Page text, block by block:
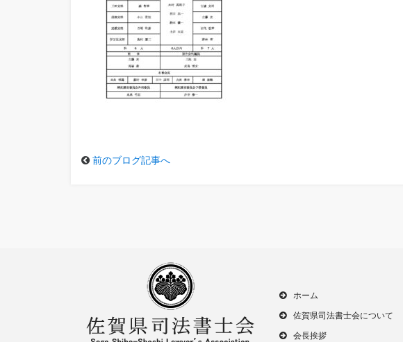
前のブログ記事へ
ホーム
佐賀県司法書士会について
会長挨拶